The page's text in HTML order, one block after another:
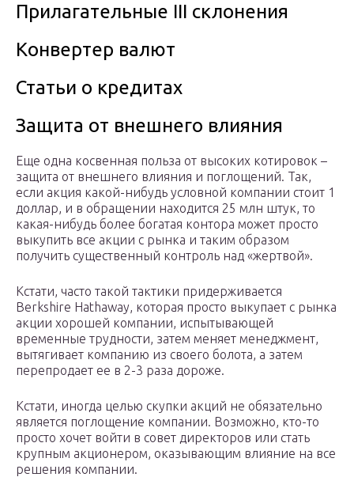
Прилагательные III склонения
Конвертер валют
Статьи о кредитах
Защита от внешнего влияния
Еще одна косвенная польза от высоких котировок –
защита от внешнего влияния и поглощений. Так,
если акция какой-нибудь условной компании стоит 1
доллар, и в обращении находится 25 млн штук, то
какая-нибудь более богатая контора может просто
выкупить все акции с рынка и таким образом
получить существенный контроль над «жертвой».
Кстати, часто такой тактики придерживается
Berkshire Hathaway, которая просто выкупает с рынка
акции хорошей компании, испытывающей
временные трудности, затем меняет менеджмент,
вытягивает компанию из своего болота, а затем
перепродает ее в 2-3 раза дороже.
Кстати, иногда целью скупки акций не обязательно
является поглощение компании. Возможно, кто-то
просто хочет войти в совет директоров или стать
крупным акционером, оказывающим влияние на все
решения компании.